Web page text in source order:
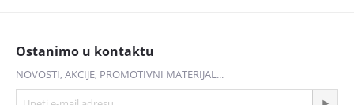
Ostanimo u kontaktu
NOVOSTI, AKCIJE, PROMOTIVNI MATERIJAL...